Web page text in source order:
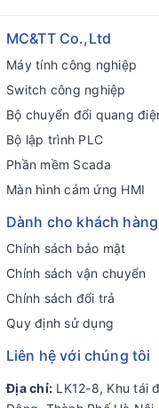
MC&TT Co.,Ltd
Máy tính công nghiệp
Switch công nghiệp
Bộ chuyển đổi quang
Bộ lập trình PLC
Phần mềm Scada
Màn hình cảm ứng HMI
Dành cho khách hàng
Chính sách bảo mật
Chính sách vận chuyển
Chính sách đổi trả
Quy định sử dụng
Liên hệ với chúng tôi
Địa chỉ: LK12-8, Khu tái